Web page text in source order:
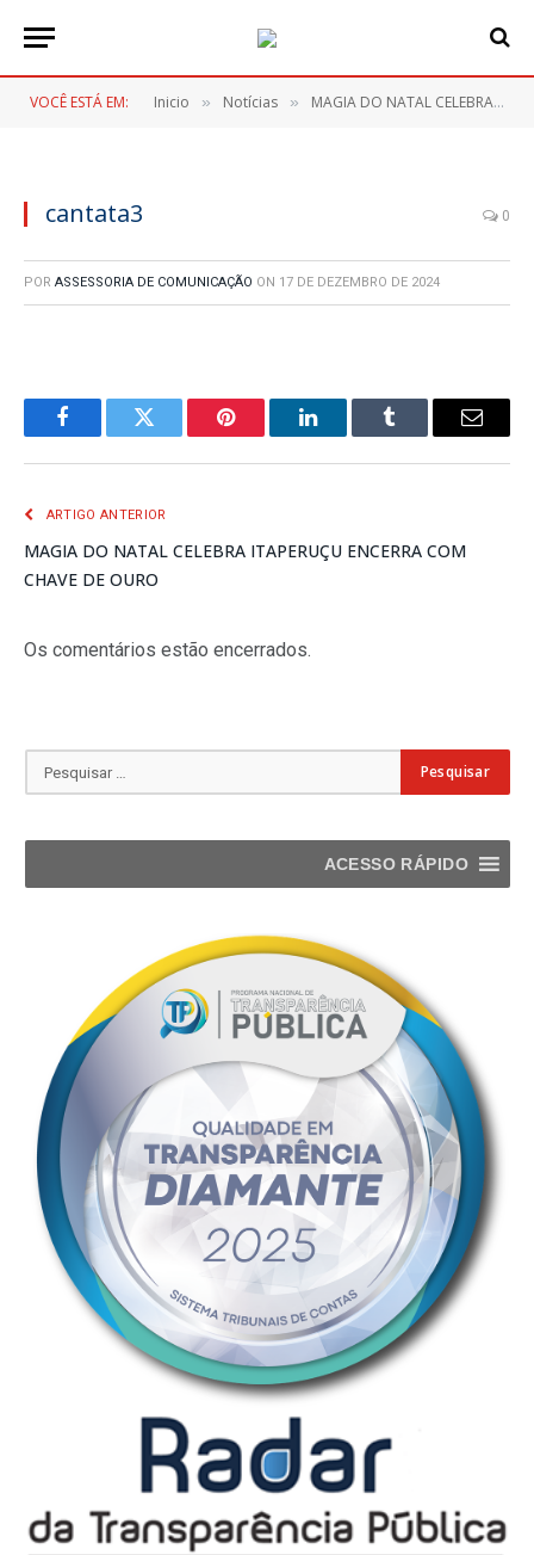
VOCÊ ESTÁ EM: Inicio » Notícias » MAGIA DO NATAL CELEBRA ITAPERUÇU ENCERRA COM CHAVE DE OURO
cantata3 0
POR ASSESSORIA DE COMUNICAÇÃO ON 17 DE DEZEMBRO DE 2024
FacebookTwitter Pinterest LinkedInTumblr
E-
ARTIGO ANTERIOR
MAGIA DO NATAL CELEBRA ITAPERUÇU ENCERRA COM
CHAVE DE OURO
Os comentários estão encerrados.
ACESSO RÁPIDO